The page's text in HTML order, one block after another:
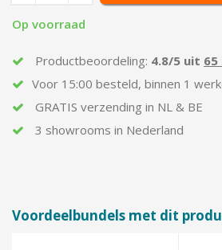
Op voorraad
Productbeoordeling: 4.8/5 uit 65
Voor 15:00 besteld, binnen 1
GRATIS verzending in NL & BE
3 showrooms in Nederland
Voordeelbundels met dit